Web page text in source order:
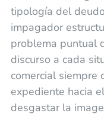
tipología del
impagador
problema puntual
discurso a cada
comercial siempre
expediente hacia
desgastar la